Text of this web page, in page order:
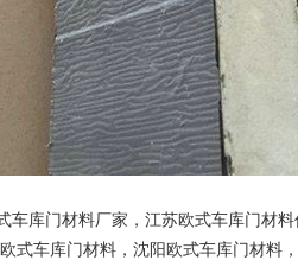
车库门材料厂家，江苏欧式车库门材
式车库门材料 ， 沈阳欧式车库门材料 ，